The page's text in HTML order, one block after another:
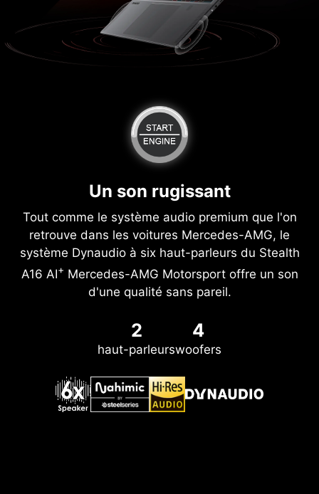
Un son rugissant
Tout comme le système audio premium que l'on
retrouve dans les voitures Mercedes-AMG, le
système Dynaudio à six haut-parleurs du Stealth
A16 AI+ Mercedes-AMG Motorsport offre un son
d'une qualité sans pareil.
2
haut-parleurs
4
woofers